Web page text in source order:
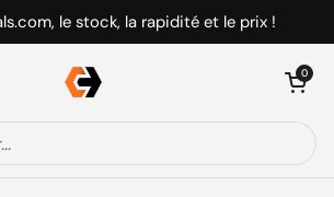
le stock, la rapidité et le prix !
Ouvrir le
0